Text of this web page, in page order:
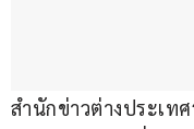
สำนักข่าวต่างประเท